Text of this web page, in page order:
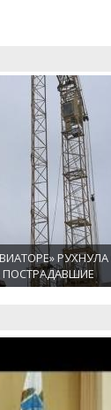
РУХНУЛА
ПОСТРАДАВШИЕ